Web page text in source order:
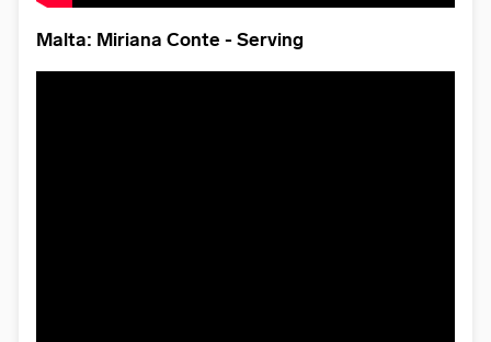
Malta: Miriana Conte - Serving